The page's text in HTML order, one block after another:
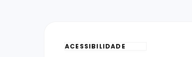
ACESSIBILIDADE